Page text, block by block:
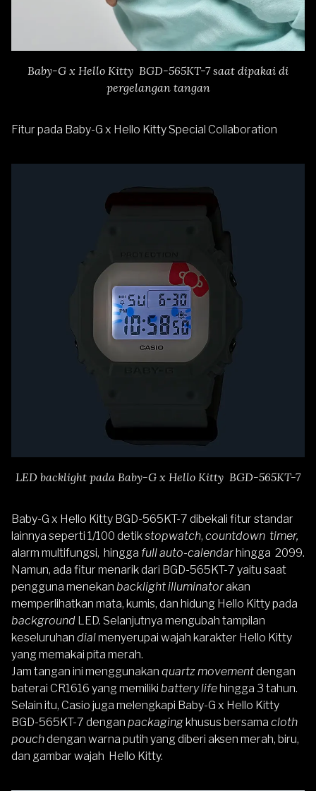
Baby-G x Hello Kitty BGD-565KT-7 saat dipakai di
pergelangan tangan
Fitur pada Baby-G x Hello Kitty Special Collaboration
LED backlight pada Baby-G x Hello Kitty BGD-565KT-7
Baby-G x Hello Kitty BGD-565KT-7 dibekali fitur standar
lainnya seperti 1/100 detikstopwatch, countdown timer,
alarm multifungsi, hingga full auto-calendar hingga 2099.
Namun, ada fitur menarik dari BGD-565KT-7 yaitu saat
pengguna menekan backlight illuminatorakan
memperlihatkan mata, kumis, dan hidung Hello Kitty pada
background LED. Selanjutnya mengubah tampilan
keseluruhan dialmenyerupai wajah karakter Hello Kitty
yang memakai pita merah.
Jam tangan ini menggunakan quartz movementdengan
baterai CR1616 yang memiliki battery life hingga 3 tahun.
Selain itu, Casio juga melengkapi Baby-G x Hello Kitty
BGD-565KT-7 dengan packaging khusus bersama cloth
pouchdengan warna putih yang diberi aksen merah, biru,
dan gambar wajah Hello Kitty.